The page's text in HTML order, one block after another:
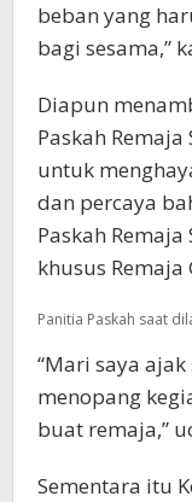
beban yang
bagi sesama,”
Diapun
Paskah
untuk
dan percaya
Paskah
khusus Remaja
Panitia Paskah saat
“Mari saya
menopang
buat remaja,”
Sementara itu